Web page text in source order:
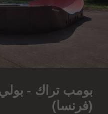
بومب تراك - بولي
(فرنسا)